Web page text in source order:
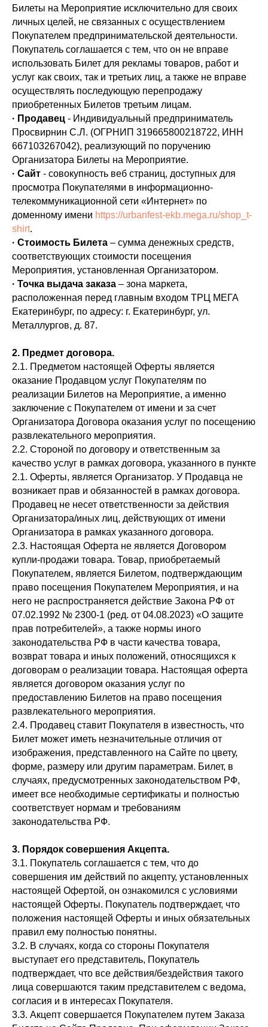
Билеты на Мероприятие исключительно для своих
личных целей, не связанных с осуществлением
Покупателем предпринимательской деятельности.
Покупатель соглашается с тем, что он не вправе
использовать Билет для рекламы товаров, работ и
услуг как своих, так и третьих лиц, а также не вправе
осуществлять последующую перепродажу
приобретенных Билетов третьим лицам.
· Продавец - Индивидуальный предприниматель
Просвирнин С.Л. (ОГРНИП 319665800218722, ИНН
667103267042), реализующий по поручению
Организатора Билеты на Мероприятие.
· Сайт - совокупность веб страниц, доступных для
просмотра Покупателями в информационно-
телекоммуникационной сети «Интернет» по
доменному имени https://urbanfest-ekb.mega.ru/shop_t-
shirt.
· Стоимость Билета – сумма денежных средств,
соответствующих стоимости посещения
Мероприятия, установленная Организатором.
· Точка выдача заказа – зона маркета,
расположенная перед главным входом ТРЦ МЕГА
Екатеринбург, по адресу: г. Екатеринбург, ул.
Металлургов, д. 87.
2. Предмет договора.
2.1. Предметом настоящей Оферты является
оказание Продавцом услуг Покупателям по
реализации Билетов на Мероприятие, а именно
заключение с Покупателем от имени и за счет
Организатора Договора оказания услуг по посещению
развлекательного мероприятия.
2.2. Стороной по договору и ответственным за
качество услуг в рамках договора, указанного в пункте
2.1. Оферты, является Организатор. У Продавца не
возникает прав и обязанностей в рамках договора.
Продавец не несет ответственности за действия
Организатора/иных лиц, действующих от имени
Организатора в рамках указанного договора.
2.3. Настоящая Оферта не является Договором
купли-продажи товара. Товар, приобретаемый
Покупателем, является Билетом, подтверждающим
право посещения Покупателем Мероприятия, и на
него не распространяется действие Закона РФ от
07.02.1992 № 2300-1 (ред. от 04.08.2023) «О защите
прав потребителей», а также нормы иного
законодательства РФ в части качества товара,
возврат товара и иных положений, относящихся к
договорам о реализации товара. Настоящая оферта
является договором оказания услуг по
предоставлению Билетов на право посещения
развлекательного мероприятия.
2.4. Продавец ставит Покупателя в известность, что
Билет может иметь незначительные отличия от
изображения, представленного на Сайте по цвету,
форме, размеру или другим параметрам. Билет, в
случаях, предусмотренных законодательством РФ,
имеет все необходимые сертификаты и полностью
соответствует нормам и требованиям
законодательства РФ.
3. Порядок совершения Акцепта.
3.1. Покупатель соглашается с тем, что до
совершения им действий по акцепту, установленных
настоящей Офертой, он ознакомился с условиями
настоящей Оферты. Покупатель подтверждает, что
положения настоящей Оферты и иных обязательных
правил ему полностью понятны.
3.2. В случаях, когда со стороны Покупателя
выступает его представитель, Покупатель
подтверждает, что все действия/бездействия такого
лица совершаются таким представителем с ведома,
согласия и в интересах Покупателя.
3.3. Акцепт совершается Покупателем путем Заказа